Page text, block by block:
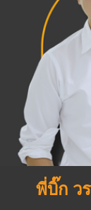
พี่บิ๊ก ว